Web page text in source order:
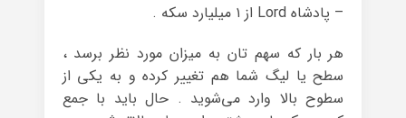
– پادشاه Lord از ۱ میلیارد سکه .
هر بار که سهم تان به میزان مورد نظر برسد ،
سطح یا لیگ شما هم تغییر کرده و به یکی از
سطوح بالا وارد می‌شوید . حال باید با جمع